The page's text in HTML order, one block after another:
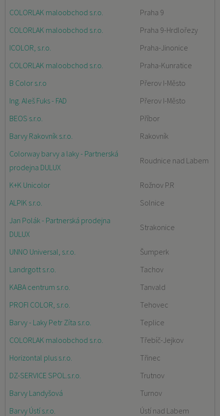
COLORLAK maloobchod s.r.o.
Praha 9
COLORLAK maloobchod s.r.o.
Praha 9-Hrdlořezy
ICOLOR, s.r.o.
Praha-Jinonice
COLORLAK maloobchod s.r.o.
Praha-Kunratice
B Color s.r.o
Přerov I-Město
Ing. Aleš Fuks - FAD
Přerov I-Město
BEOS s.r.o.
Příbor
Barvy Rakovník s.r.o.
Rakovník
Colorway barvy a laky - Partnerská
prodejna DULUX
Roudnice nad Labem
K+K Unicolor
Rožnov P.R
ALPIK s.r.o.
Solnice
Jan Polák - Partnerská prodejna
DULUX
Strakonice
UNNO Universal, s.r.o.
Šumperk
Landrgott s.r.o.
Tachov
KABA centrum s.r.o.
Tanvald
PROFI COLOR, s.r.o.
Tehovec
Barvy - Laky Petr Zíta s.r.o.
Teplice
COLORLAK maloobchod s.r.o.
Třebíč-Jejkov
Horizontal plus s.r.o.
Třinec
DZ-SERVICE SPOL.s.r.o.
Trutnov
Barvy Landyšová
Turnov
Barvy Ústí s.r.o.
Ústí nad Labem